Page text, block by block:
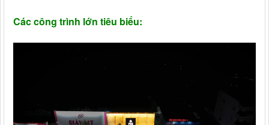
Các công trình lớn tiêu biểu: